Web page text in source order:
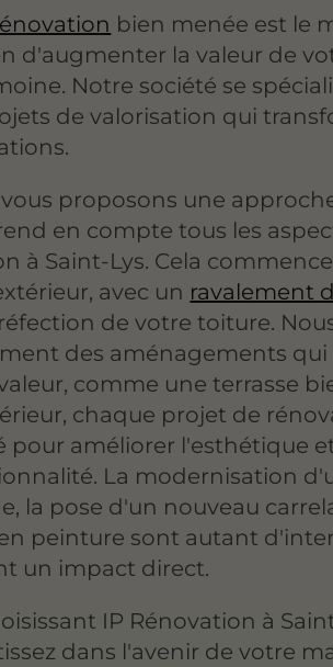
bien menée est le
d'augmenter la valeur de
Notre société se
de valorisation qui
vous proposons une
en compte tous les
à Saint-Lys. Cela
avec un ravalement
de votre toiture.
des aménagements
comme une terrasse
chaque projet de
pour améliorer l'esthétique
La modernisation
la pose d'un nouveau
peinture sont autant
un impact direct.
IP Rénovation à
dans l'avenir de votre